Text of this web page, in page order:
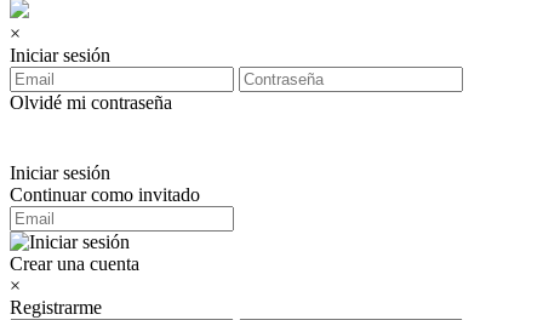
×
Iniciar sesión
Olvidé mi contraseña
Iniciar sesión
Continuar como invitado
Crear una cuenta
×
Registrarme